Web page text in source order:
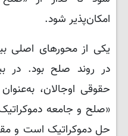
امکان‌پذیر شود.
یکی از محورهای اصلی
در روند صلح بود. در
حقوقی اوجالان،
«صلح و جامعه
حل دموکراتیک است و